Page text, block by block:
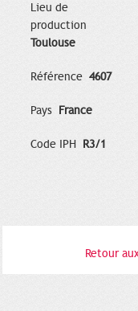
Lieu de
production
Toulouse
Référence 4607
Pays France
Code IPH R3/1
Retour